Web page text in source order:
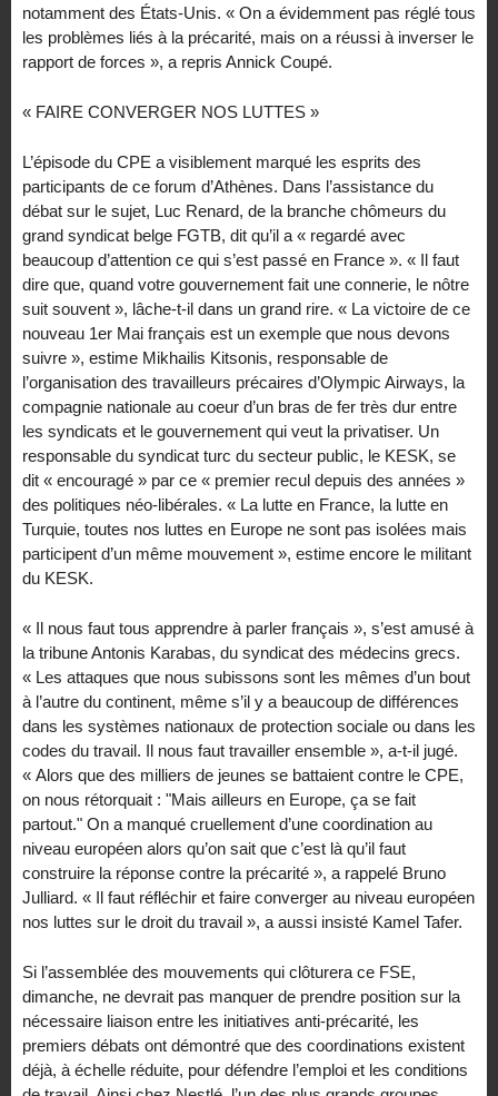
notamment des États-Unis. « On a évidemment pas réglé tous
les problèmes liés à la précarité, mais on a réussi à inverser le
rapport de forces », a repris Annick Coupé.
« FAIRE CONVERGER NOS LUTTES »
L’épisode du CPE a visiblement marqué les esprits des
participants de ce forum d’Athènes. Dans l’assistance du
débat sur le sujet, Luc Renard, de la branche chômeurs du
grand syndicat belge FGTB, dit qu’il a « regardé avec
beaucoup d’attention ce qui s’est passé en France ». « Il faut
dire que, quand votre gouvernement fait une connerie, le nôtre
suit souvent », lâche-t-il dans un grand rire. « La victoire de ce
nouveau 1er Mai français est un exemple que nous devons
suivre », estime Mikhailis Kitsonis, responsable de
l’organisation des travailleurs précaires d’Olympic Airways, la
compagnie nationale au coeur d’un bras de fer très dur entre
les syndicats et le gouvernement qui veut la privatiser. Un
responsable du syndicat turc du secteur public, le KESK, se
dit « encouragé » par ce « premier recul depuis des années »
des politiques néo-libérales. « La lutte en France, la lutte en
Turquie, toutes nos luttes en Europe ne sont pas isolées mais
participent d’un même mouvement », estime encore le militant
du KESK.
« Il nous faut tous apprendre à parler français », s’est amusé à
la tribune Antonis Karabas, du syndicat des médecins grecs.
« Les attaques que nous subissons sont les mêmes d’un bout
à l’autre du continent, même s’il y a beaucoup de différences
dans les systèmes nationaux de protection sociale ou dans les
codes du travail. Il nous faut travailler ensemble », a-t-il jugé.
« Alors que des milliers de jeunes se battaient contre le CPE,
on nous rétorquait : "Mais ailleurs en Europe, ça se fait
partout." On a manqué cruellement d’une coordination au
niveau européen alors qu’on sait que c’est là qu’il faut
construire la réponse contre la précarité », a rappelé Bruno
Julliard. « Il faut réfléchir et faire converger au niveau européen
nos luttes sur le droit du travail », a aussi insisté Kamel Tafer.
Si l’assemblée des mouvements qui clôturera ce FSE,
dimanche, ne devrait pas manquer de prendre position sur la
nécessaire liaison entre les initiatives anti-précarité, les
premiers débats ont démontré que des coordinations existent
déjà, à échelle réduite, pour défendre l’emploi et les conditions